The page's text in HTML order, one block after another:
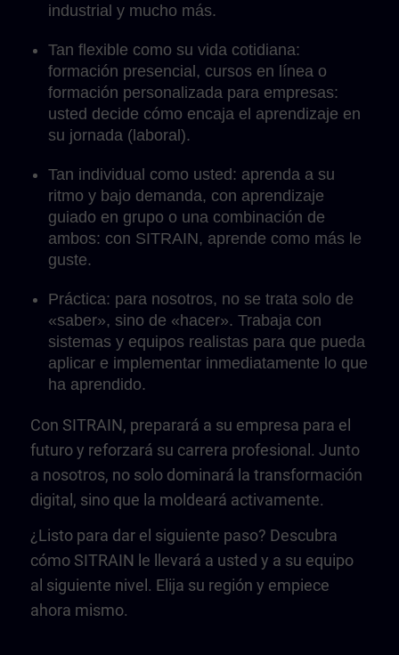
industrial y mucho más.
Tan flexible como su vida cotidiana:
formación presencial, cursos en línea o
formación personalizada para empresas:
usted decide cómo encaja el aprendizaje en
su jornada (laboral).
Tan individual como usted: aprenda a su
ritmo y bajo demanda, con aprendizaje
guiado en grupo o una combinación de
ambos: con SITRAIN, aprende como más le
guste.
Práctica: para nosotros, no se trata solo de
«saber», sino de «hacer». Trabaja con
sistemas y equipos realistas para que pueda
aplicar e implementar inmediatamente lo que
ha aprendido.
Con SITRAIN, preparará a su empresa para el
futuro y reforzará su carrera profesional. Junto
a nosotros, no solo dominará la transformación
digital, sino que la moldeará activamente.
¿Listo para dar el siguiente paso? Descubra
cómo SITRAIN le llevará a usted y a su equipo
al siguiente nivel. Elija su región y empiece
ahora mismo.